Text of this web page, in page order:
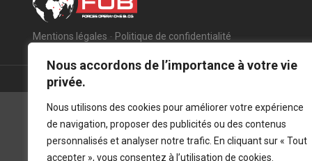
Nous accordons de l’importance à votre vie
privée.
Nous utilisons des cookies pour améliorer votre expérience
de navigation, proposer des publicités ou des contenus
personnalisés et analyser notre trafic. En cliquant sur « Tout
accepter », vous consentez à l’utilisation de cookies.
Mentions légales - Politique de confidentialité